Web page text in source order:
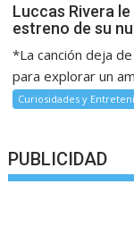
Luccas Rivera
estreno de su
*La canción deja
para explorar un
Curiosidades y
PUBLICIDAD